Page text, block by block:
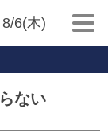
8/6(木)
ない